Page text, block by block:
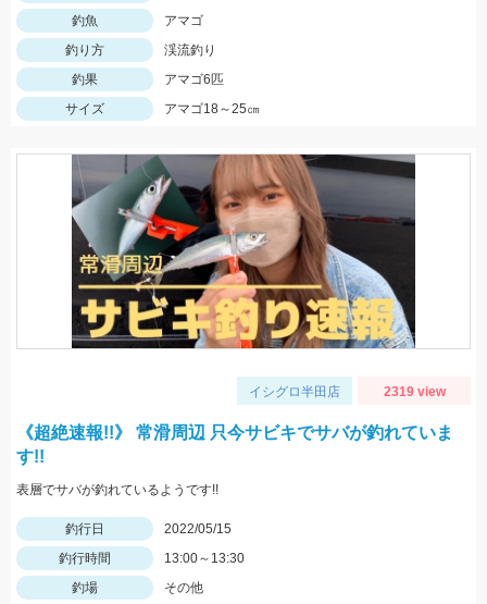
釣魚
アマゴ
釣り方
渓流釣り
釣果
アマゴ6匹
サイズ
アマゴ18～25㎝
イシグロ半田店 2319 view
《超絶速報!!》 常滑周辺 只今サビキでサバが釣れていま
す!!
表層でサバが釣れているようです!!
釣行日
2022/05/15
釣行時間
13:00～13:30
釣場
その他